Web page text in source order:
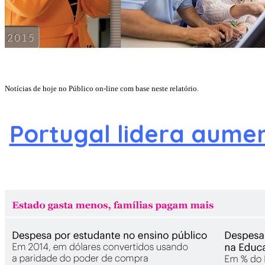
Notícias de hoje no Público on-line com base neste relatório.
Portugal lidera